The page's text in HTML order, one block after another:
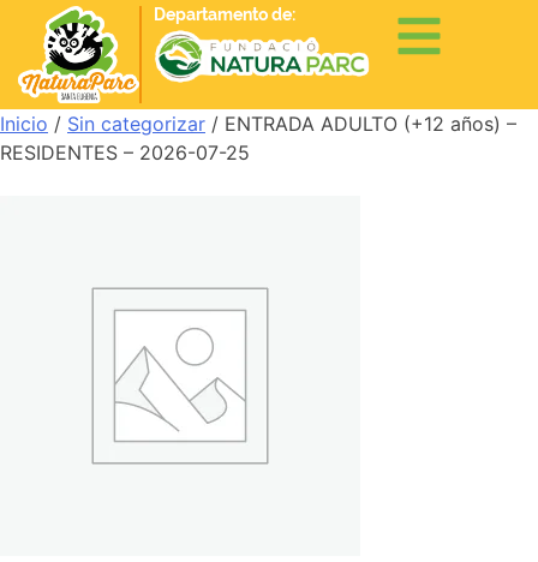
Departamento de:
Inicio / Sin categorizar / ENTRADA ADULTO (+12 años) –
RESIDENTES – 2026-07-25